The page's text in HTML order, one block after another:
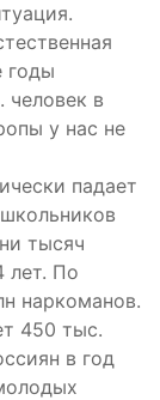
годы
человек в
у нас не
падает
тысяч
лет. По
наркоманов.
450 тыс.
в год